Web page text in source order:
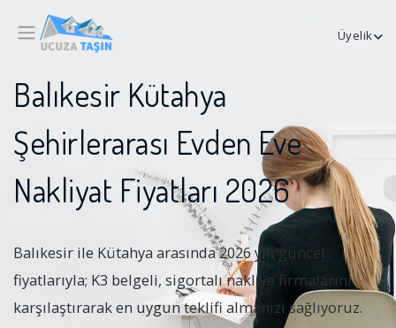
Üyelik
Balıkesir Kütahya
Şehirlerarası Evden Eve
Nakliyat Fiyatları 2026
Balıkesir ile Kütahya arasında 2026 yılı güncel
fiyatlarıyla; K3 belgeli, sigortalı nakliye firmalarını
karşılaştırarak en uygun teklifi almanızı sağlıyoruz.